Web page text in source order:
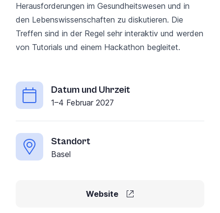
Herausforderungen im Gesundheitswesen und in
den Lebenswissenschaften zu diskutieren. Die
Treffen sind in der Regel sehr interaktiv und werden
von Tutorials und einem Hackathon begleitet.
Datum und Uhrzeit
1–4 Februar 2027
Standort
Basel
Website